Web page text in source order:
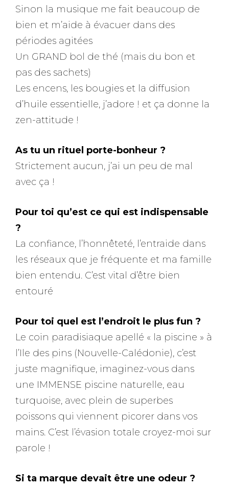
Sinon la musique me fait beaucoup de
bien et m’aide à évacuer dans des
périodes agitées
Un GRAND bol de thé (mais du bon et
pas des sachets)
Les encens, les bougies et la diffusion
d’huile essentielle, j’adore ! et ça donne la
zen-attitude !
As tu un rituel porte-bonheur ?
Strictement aucun, j’ai un peu de mal
avec ça !
Pour toi qu’est ce qui est indispensable
?
La confiance, l’honnêteté, l’entraide dans
les réseaux que je fréquente et ma famille
bien entendu. C’est vital d’être bien
entouré
Pour toi quel est l’endroit le plus fun ?
Le coin paradisiaque apellé « la piscine » à
l’Ile des pins (Nouvelle-Calédonie), c’est
juste magnifique, imaginez-vous dans
une IMMENSE piscine naturelle, eau
turquoise, avec plein de superbes
poissons qui viennent picorer dans vos
mains. C’est l’évasion totale croyez-moi sur
parole !
Si ta marque devait être une odeur ?